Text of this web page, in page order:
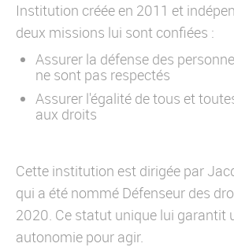
Institution créée en 2011 et
deux missions lui sont confiées :
Assurer la défense des
ne sont pas respectés
Assurer l'égalité de tous et
aux droits
Cette institution est dirigée par
qui a été nommé Défenseur des
2020. Ce statut unique lui garantit
autonomie pour agir.